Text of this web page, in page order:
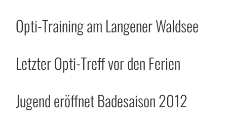
Opti-Training am Langener Waldsee
Letzter Opti-Treff vor den Ferien
Jugend eröffnet Badesaison 2012